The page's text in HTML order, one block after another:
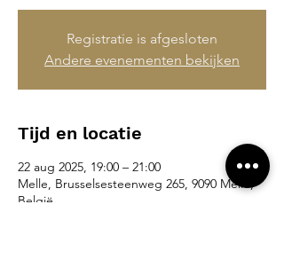
Registratie is afgesloten
Andere evenementen bekijken
Tijd en locatie
22 aug 2025, 19:00 – 21:00
Melle, Brusselsesteenweg 265, 9090 Melle,
België